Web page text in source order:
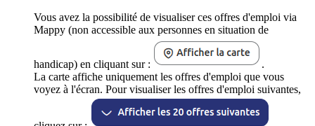
Vous avez la possibilité de visualiser ces offres d'emploi via
Mappy (non accessible aux personnes en situation de
handicap) en cliquant sur :
.
La carte affiche uniquement les offres d'emploi que vous
voyez à l'écran. Pour visualiser les offres d'emploi suivantes,